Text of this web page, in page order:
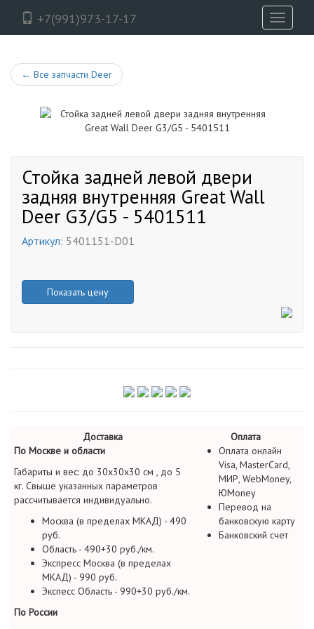
+7(991)973-17-17
Toggle
← Все запчасти Deer
Стойка задней левой двери
задняя внутренняя Great Wall
Deer G3/G5 - 5401511
Артикул: 5401151-D01
Показать цену
Доставка
Оплата
По Москве и области
Габариты и вес: до 30х30х30 см , до 5
кг. Свыше указанных параметров
рассчитывается индивидуально.
Москва (в пределах МКАД) - 490
руб.
Область - 490+30 руб./км.
Экспресс Москва (в пределах
МКАД) - 990 руб.
Экспесс Область - 990+30 руб./км.
По России
Оплата онлайн
Visa, MasterCard,
МИР, WebMoney,
ЮMoney
Перевод на
банковскую карту
Банковский счет